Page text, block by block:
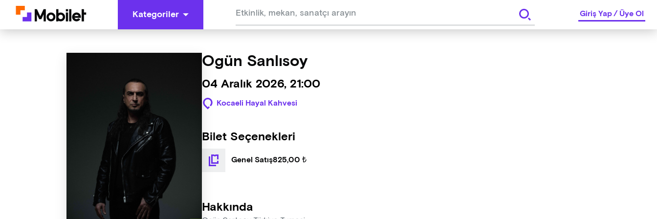
Kategoriler Giriş Yap/Üye Ol
Ogün Sanlısoy
04 Aralık 2026, 21:00
Kocaeli Hayal Kahvesi
Bilet Seçenekleri
Genel Satış825,00 ₺
Hakkında